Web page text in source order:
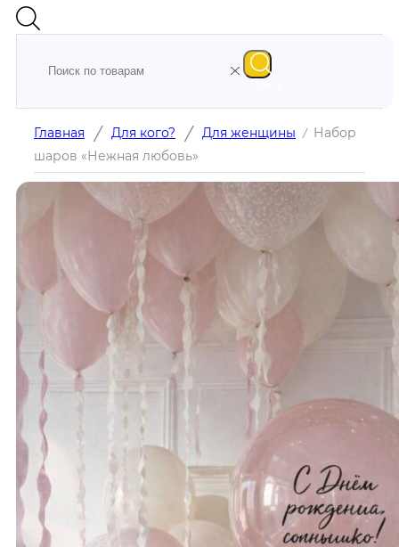
Главная / Для кого? / Для женщины / Набор
шаров «Нежная любовь»